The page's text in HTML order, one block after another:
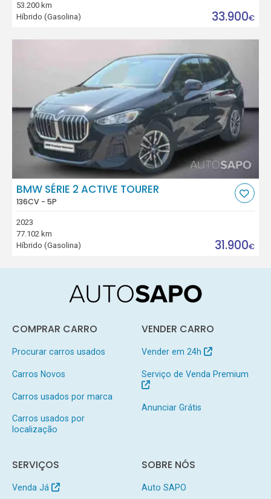
53.200 km
Híbrido (Gasolina)
33.900€
BMW SÉRIE 2 ACTIVE TOURER
136CV - 5P
2023
77.102 km
Híbrido (Gasolina)
31.900€
COMPRAR CARRO
Procurar carros usados
Carros Novos
Carros usados por marca
Carros usados por
localização
VENDER CARRO
Vender em 24h
Serviço de Venda Premium
Anunciar Grátis
SERVIÇOS
Venda Já
SOBRE NÓS
Auto SAPO